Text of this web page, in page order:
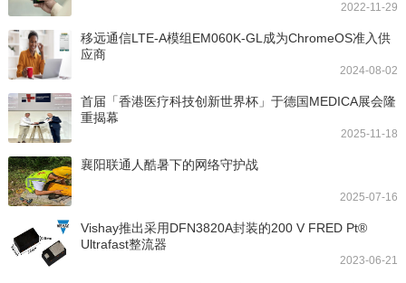
2022-11-29
移远通信LTE-A模组EM060K-GL成为ChromeOS准入供
应商
2024-08-02
首届「香港医疗科技创新世界杯」于德国MEDICA展会隆
重揭幕
2025-11-18
襄阳联通人酷暑下的网络守护战
2025-07-16
Vishay推出采用DFN3820A封装的200 V FRED Pt®
Ultrafast整流器
2023-06-21